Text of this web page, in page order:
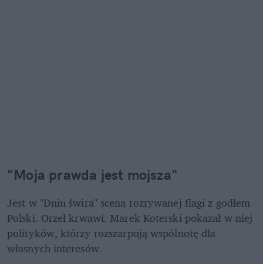
"Moja prawda jest mojsza"
Jest w "Dniu świra" scena rozrywanej flagi z godłem
Polski. Orzeł krwawi. Marek Koterski pokazał w niej
polityków, którzy rozszarpują wspólnotę dla
własnych interesów.